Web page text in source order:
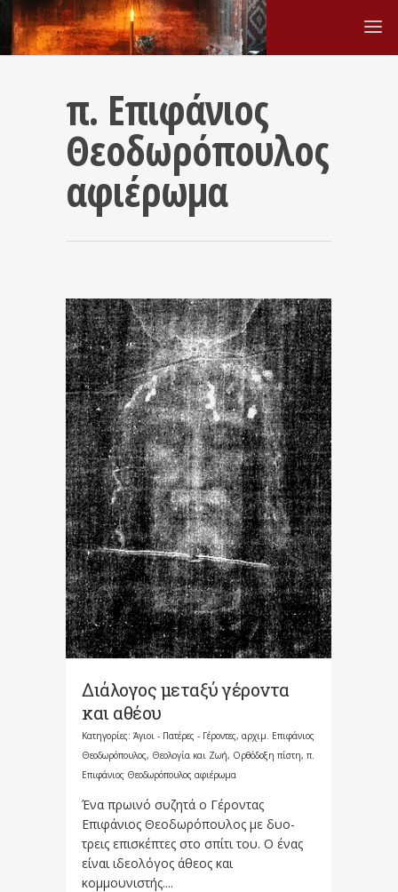
π. Επιφάνιος
Θεοδωρόπουλος
αφιέρωμα
Διάλογος μεταξύ γέροντα
και αθέου
Κατηγορίες: Άγιοι - Πατέρες - Γέροντες, αρχιμ. Επιφάνιος
Θεοδωρόπουλος, Θεολογία και Ζωή, Ορθόδοξη πίστη, π.
Επιφάνιος Θεοδωρόπουλος αφιέρωμα
Ένα πρωινό συζητά ο Γέροντας
Επιφάνιος Θεοδωρόπουλος με δυο-
τρεις επισκέπτες στο σπίτι του. Ο ένας
είναι ιδεολόγος άθεος και
κομμουνιστής....